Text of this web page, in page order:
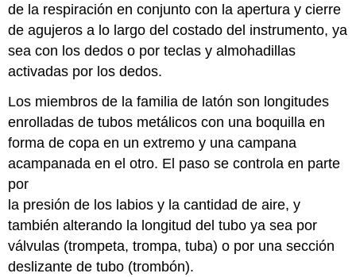
de la respiración en conjunto con la apertura y cierre
de agujeros a lo largo del costado del instrumento, ya
sea con los dedos o por teclas y almohadillas
activadas por los dedos.
Los miembros de la familia de latón son longitudes
enrolladas de tubos metálicos con una boquilla en
forma de copa en un extremo y una campana
acampanada en el otro. El paso se controla en parte
por
la presión de los labios y la cantidad de aire, y
también alterando la longitud del tubo ya sea por
válvulas (trompeta, trompa, tuba) o por una sección
deslizante de tubo (trombón).